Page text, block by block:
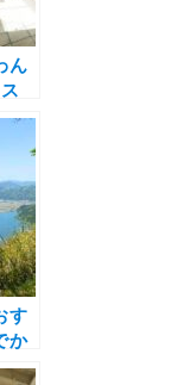
ん
す
か
ペ